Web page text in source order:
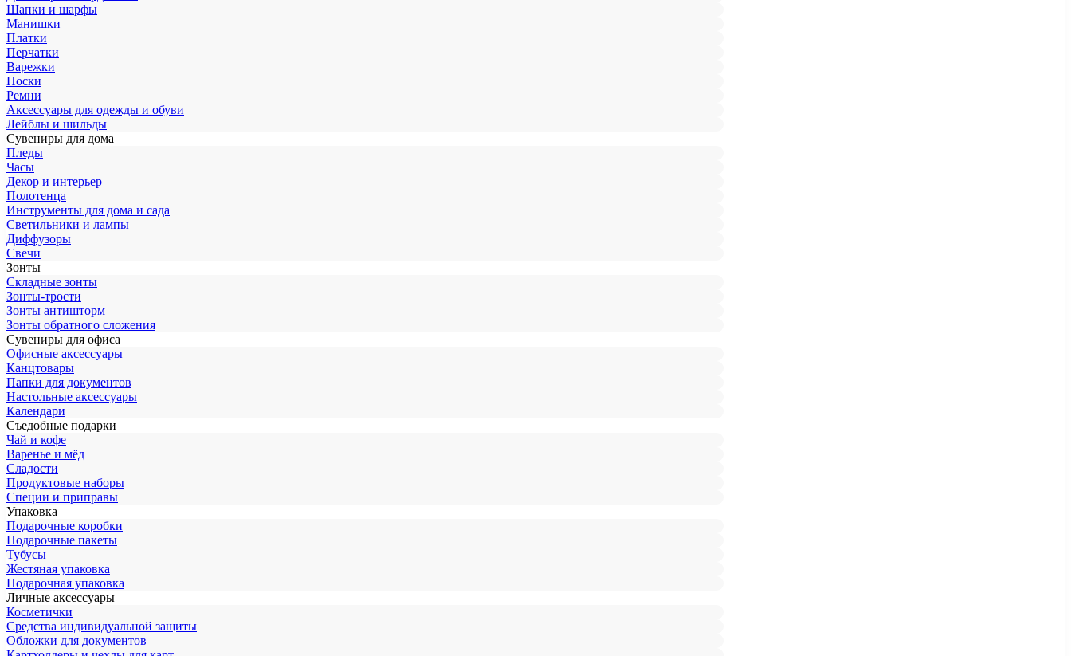
Шапки и шарфы
Манишки
Платки
Перчатки
Варежки
Носки
Ремни
Аксессуары для одежды и обуви
Лейблы и шильды
Сувениры для дома
Пледы
Часы
Декор и интерьер
Полотенца
Инструменты для дома и сада
Светильники и лампы
Диффузоры
Свечи
Зонты
Складные зонты
Зонты-трости
Зонты антишторм
Зонты обратного сложения
Сувениры для офиса
Офисные аксессуары
Канцтовары
Папки для документов
Настольные аксессуары
Календари
Съедобные подарки
Чай и кофе
Варенье и мёд
Сладости
Продуктовые наборы
Специи и приправы
Упаковка
Подарочные коробки
Подарочные пакеты
Тубусы
Жестяная упаковка
Подарочная упаковка
Личные аксессуары
Косметички
Средства индивидуальной защиты
Обложки для документов